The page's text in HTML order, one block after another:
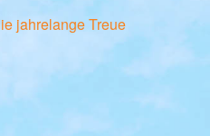
jahrelange Treue